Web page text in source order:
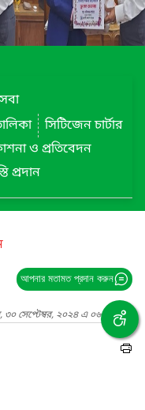
সিটিজেন চার্টার
ও প্রতিবেদন
প্রদান
আপনার মতামত প্রদান করুন
সেপ্টেম্বর, ২০২৪ এ ০৬:১৩ PM